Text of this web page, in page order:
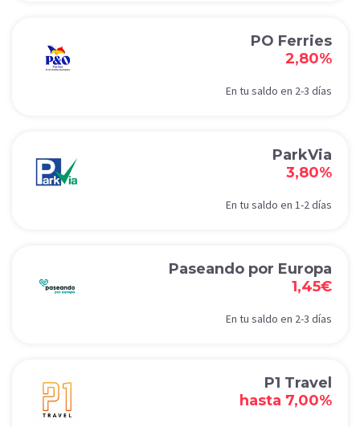
PO Ferries
2,80%
En tu saldo en 2-3 días
ParkVia
3,80%
En tu saldo en 1-2 días
Paseando por Europa
1,45€
En tu saldo en 2-3 días
P1 Travel
hasta 7,00%